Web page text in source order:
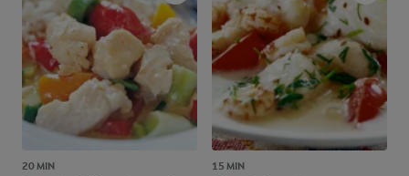
20 MIN 15 MIN